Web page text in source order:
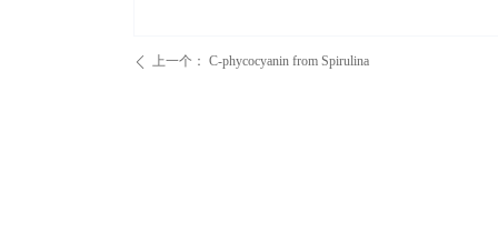
ꄴ 上一个： C-phycocyanin from Spirulina